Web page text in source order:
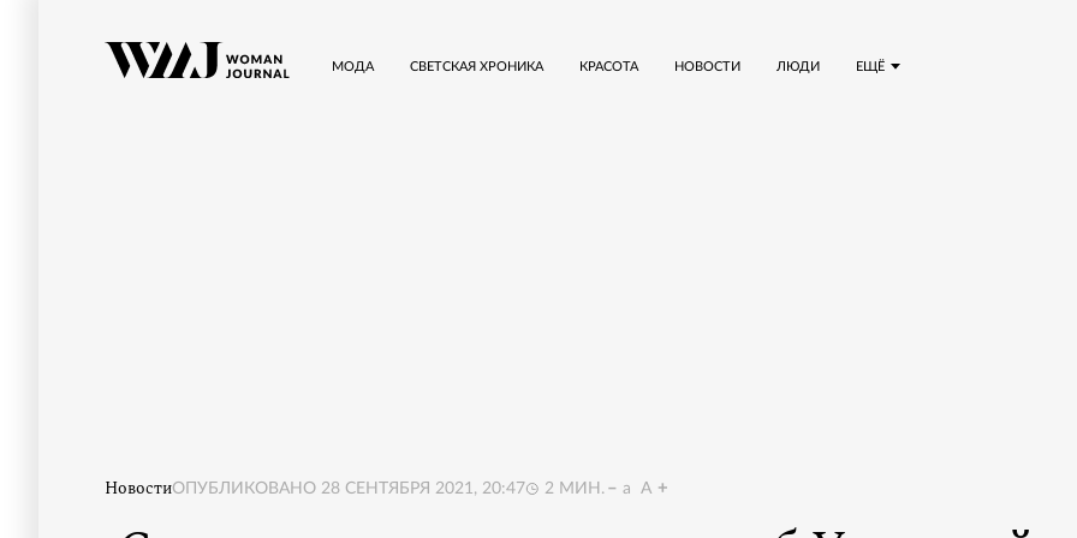
ЕЩЁ
МОДА СВЕТСКАЯ ХРОНИКА КРАСОТА НОВОСТИ ЛЮДИ
НовостиОПУБЛИКОВАНО 28 СЕНТЯБРЯ 2021, 20:47 2 МИН. a A